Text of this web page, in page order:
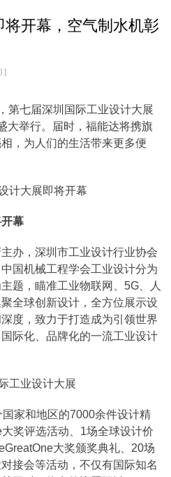
开幕，空气制水机彰
第七届深圳国际工业设计大展
大举行。届时，福能达将携旗
，为人们的生活带来更多便
幕
办，深圳市工业设计行业协会
国机械工程学会工业设计分为
题，瞄准工业物联网、5G、人
全球创新设计，全方位展示设
度，致力于打造成为引领世界
际化、品牌化的一流工业设计
家和地区的7000余件设计精
奖评选活动、1场全球设计价
大奖颁奖典礼、20场
接会等活动，不仅有国际知名